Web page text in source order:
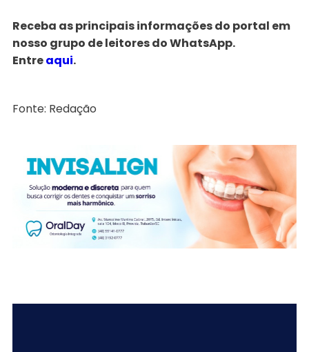
Receba as principais informações do portal em
nosso grupo de leitores do WhatsApp.
Entreaqui.
Fonte: Redação